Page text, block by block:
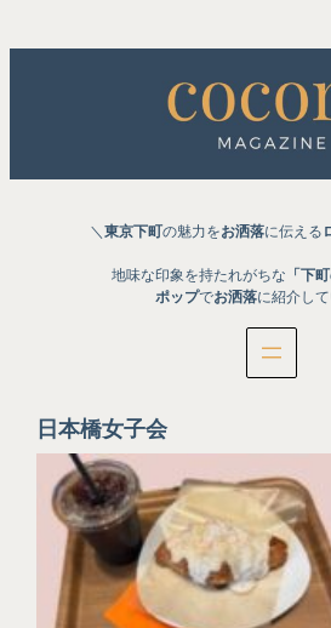
容
ッ
＼ 東京下町の魅力をお洒落に伝える
地味な印象を持たれがちな 「下
ポップでお洒落に紹介して
日本橋女子会